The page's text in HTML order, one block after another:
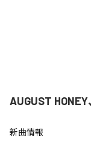
AUGUST
新曲情報